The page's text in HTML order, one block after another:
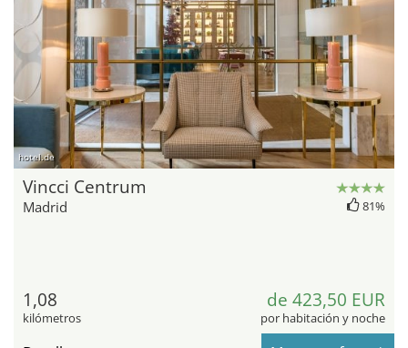
hotel.de
Vincci Centrum
Madrid 81%
1,08
kilómetros
de 423,50 EUR
por habitación y noche